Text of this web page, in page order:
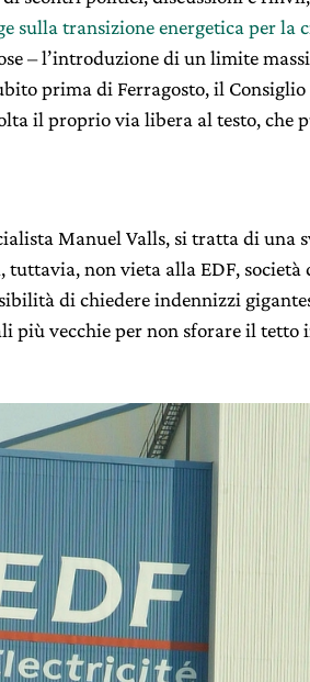
sulla transizione energetica per la
– l’introduzione di un limite
prima di Ferragosto, il Consiglio
il proprio via libera al testo, che
Manuel Valls, si tratta di una
non vieta alla EDF, società
di chiedere indennizzi
più vecchie per non sforare il tetto